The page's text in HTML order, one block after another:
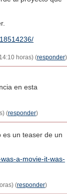
horas) (responder)
en esta
(responder)
es un teaser de un
a-movie-it-was-
(responder)